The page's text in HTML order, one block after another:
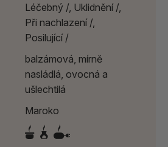
Léčebný /, Uklidnění /,
Při nachlazení /,
Posilující /
balzámová, mírně
nasládlá, ovocná a
ušlechtilá
Maroko